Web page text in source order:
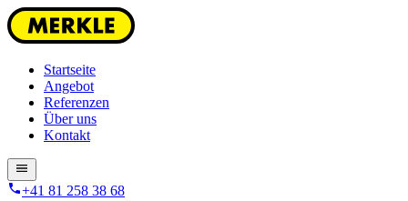
Startseite
Angebot
Referenzen
Über uns
Kontakt
+41 81 258 38 68